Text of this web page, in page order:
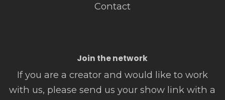
Contact
Join the network
If you are a creator and would like to work
with us, please send us your show link with a